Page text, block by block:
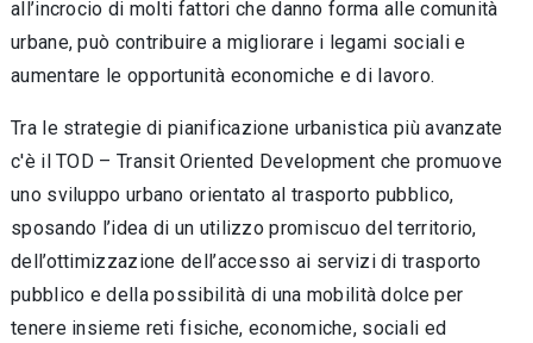
all’incrocio di molti fattori che danno forma alle comunità
urbane, può contribuire a migliorare i legami sociali e
aumentare le opportunità economiche e di lavoro.
Tra le strategie di pianificazione urbanistica più avanzate
c'è il TOD – Transit Oriented Development che promuove
uno sviluppo urbano orientato al trasporto pubblico,
sposando l’idea di un utilizzo promiscuo del territorio,
dell’ottimizzazione dell’accesso ai servizi di trasporto
pubblico e della possibilità di una mobilità dolce per
tenere insieme reti fisiche, economiche, sociali ed